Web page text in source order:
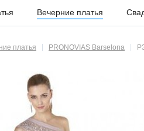
Вечерние платья
платья PRONOVIAS Barselona